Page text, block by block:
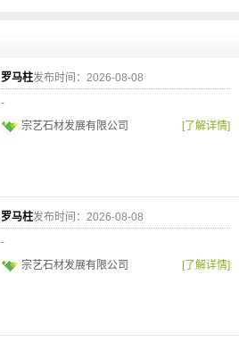
罗马柱发布时间：2026-08-08
-
宗艺石材发展有限公司
[了解详情]
罗马柱发布时间：2026-08-08
-
宗艺石材发展有限公司
[了解详情]